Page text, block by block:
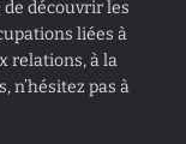
découvrir les
liées à
relations, à la
n’hésitez pas à